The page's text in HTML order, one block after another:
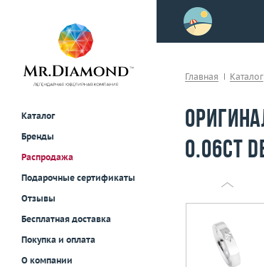
Каталог
Бренды
Распродажа
Подарочные сертификаты
Отзывы
Бесплатная доставка
Покупка и оплата
О компании
примерки!
Главная Каталог
0.06ct